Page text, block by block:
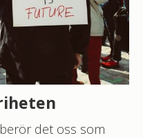
det oss som